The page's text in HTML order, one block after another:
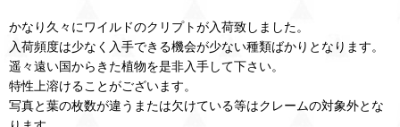
かなり久々にワイルドのクリプトが入荷致しました。
入荷頻度は少なく入手できる機会が少ない種類ばかりとなります。
遥々遠い国からきた植物を是非入手して下さい。
特性上溶けることがございます。
写真と葉の枚数が違うまたは欠けている等はクレームの対象外とな